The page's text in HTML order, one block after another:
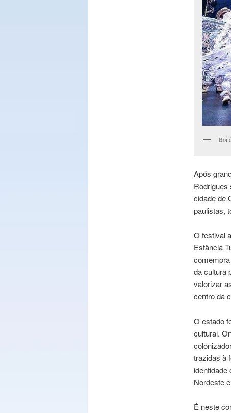
Boi
Após
Rodrigues
cidade de
paulistas,
O festival
Estância
da cultura
valorizar
centro da
O estado
cultural.
trazidas à
identidade
Nordeste
É neste